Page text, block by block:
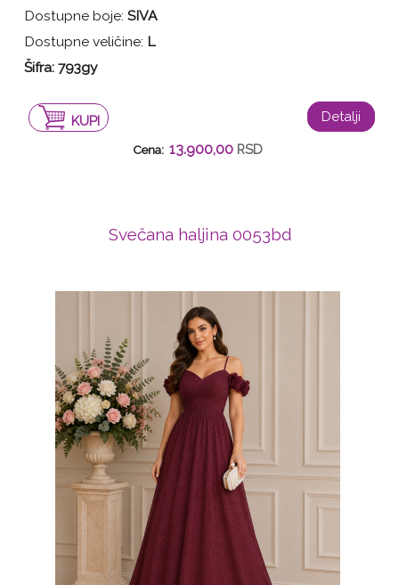
Dostupne boje:SIVA
Dostupne veličine: L
Šifra:793gy
KUPI Detalji
Cena: 13.900,00 RSD
Svečana haljina 0053bd